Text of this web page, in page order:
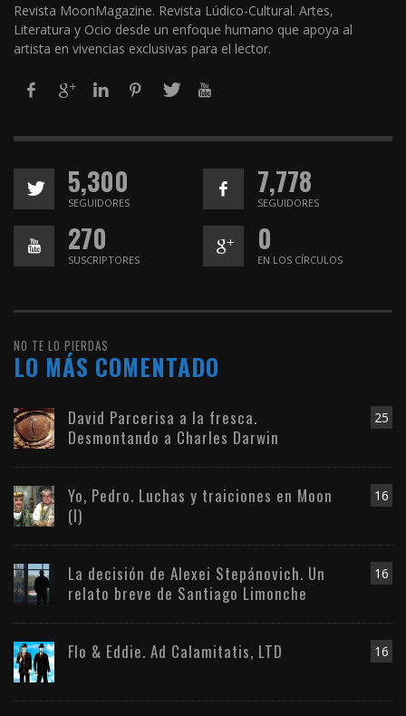
Revista MoonMagazine. Revista Lúdico-Cultural. Artes,
Literatura y Ocio desde un enfoque humano que apoya al
artista en vivencias exclusivas para el lector.
5,300
SEGUIDORES
7,778
SEGUIDORES
270
SUSCRIPTORES
0
EN LOS CÍRCULOS
NO TE LO PIERDAS
LO MÁS COMENTADO
25
David Parcerisa a la fresca.
Desmontando a Charles Darwin
16
Yo, Pedro. Luchas y traiciones en Moon
(I)
16
La decisión de Alexei Stepánovich. Un
relato breve de Santiago Limonche
16
Flo & Eddie. Ad Calamitatis, LTD